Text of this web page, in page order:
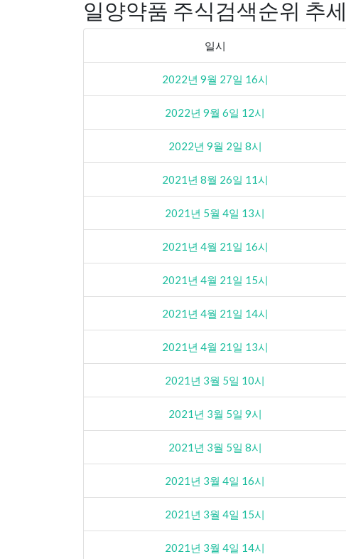
일양약품 주식검색순위 추세
일시
2022년 9월 27일 16시
2022년 9월 6일 12시
2022년 9월 2일 8시
2021년 8월 26일 11시
2021년 5월 4일 13시
2021년 4월 21일 16시
2021년 4월 21일 15시
2021년 4월 21일 14시
2021년 4월 21일 13시
2021년 3월 5일 10시
2021년 3월 5일 9시
2021년 3월 5일 8시
2021년 3월 4일 16시
2021년 3월 4일 15시
2021년 3월 4일 14시